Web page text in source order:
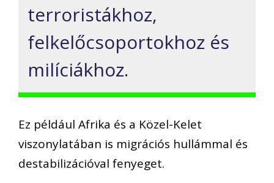
terroristákhoz,
felkelőcsoportokhoz és
milíciákhoz.
Ez például Afrika és a Közel-Kelet
viszonylatában is migrációs hullámmal és
destabilizációval fenyeget.